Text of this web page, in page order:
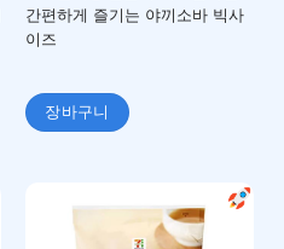
가됨
간편하게 즐기는 야끼소바 빅사
이즈
장바구니